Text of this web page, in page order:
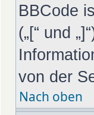
BBCode
(„[“ und
von der
Nach oben